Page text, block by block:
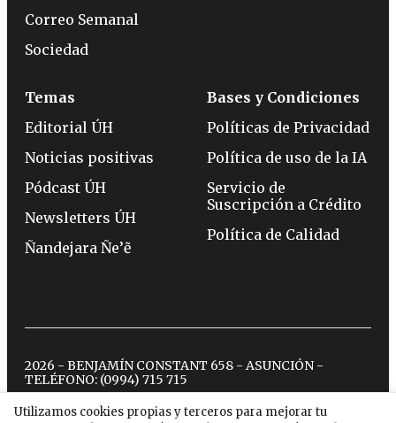
Utilizamos cookies propias y terceros para mejorar tu
Correo Semanal
Sociedad
Temas
Editorial ÚH
Noticias positivas
Pódcast ÚH
Newsletters ÚH
Ñandejara Ñe’ẽ
Bases y Condiciones
Políticas de Privacidad
Política de uso de la IA
Servicio de
Suscripción a Crédito
Política de Calidad
2026 - BENJAMÍN CONSTANT 658 - ASUNCIÓN -
TELÉFONO: (0994) 715 715